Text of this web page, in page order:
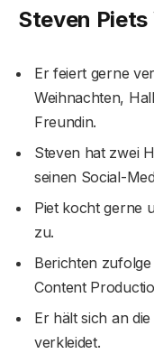
Steven
Er feiert gerne
Weihnachten,
Freundin.
Steven hat zwei
seinen Social-
Piet kocht gerne
zu.
Berichten
Content
Er hält sich an
verkleidet.